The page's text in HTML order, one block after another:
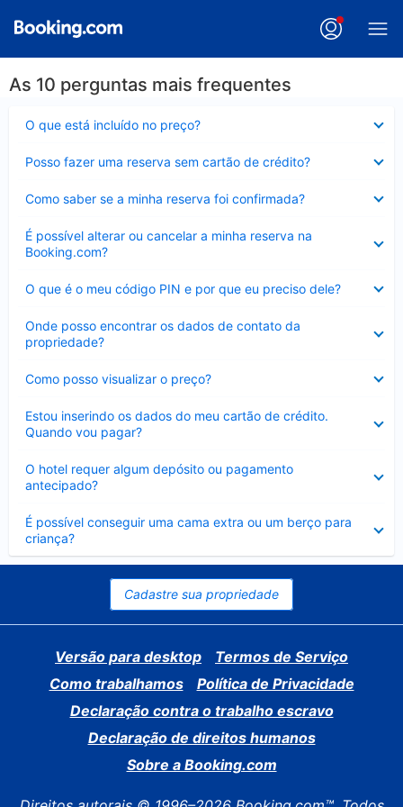
As 10 perguntas mais frequentes
O que está incluído no preço?
Posso fazer uma reserva sem cartão de crédito?
Como saber se a minha reserva foi confirmada?
É possível alterar ou cancelar a minha reserva na
Booking.com?
Contraído
O que é o meu código PIN e por que eu preciso dele?
Onde posso encontrar os dados de contato da
propriedade?
Como posso visualizar o preço?
Estou inserindo os dados do meu cartão de crédito.
Quando vou pagar?
O hotel requer algum depósito ou pagamento
antecipado?
É possível conseguir uma cama extra ou um berço para
criança?
Contraído
Cadastre sua propriedade
Versão para desktop
Termos de Serviço
Como trabalhamos
Política de Privacidade
Declaração contra o trabalho escravo
Declaração de direitos humanos
Sobre a Booking.com